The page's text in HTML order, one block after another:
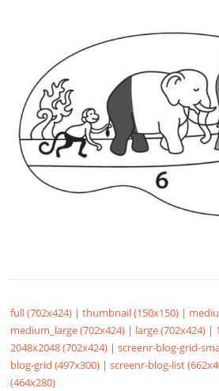
full (702x424) |thumbnail (150x150) |
medium_large (702x424) | large (702x424) |
2048x2048 (702x424) |screenr-blog-grid-
blog-grid (497x300) |screenr-blog-list
(464x280)